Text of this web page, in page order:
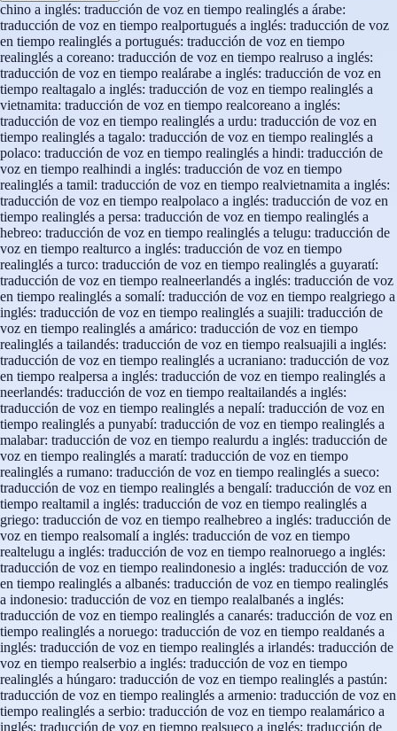
chino a inglés: traducción de voz en tiempo realinglés a árabe:
traducción de voz en tiempo realportugués a inglés: traducción de voz
en tiempo realinglés a portugués: traducción de voz en tiempo
realinglés a coreano: traducción de voz en tiempo realruso a inglés:
traducción de voz en tiempo realárabe a inglés: traducción de voz en
tiempo realtagalo a inglés: traducción de voz en tiempo realinglés a
vietnamita: traducción de voz en tiempo realcoreano a inglés:
traducción de voz en tiempo realinglés a urdu: traducción de voz en
tiempo realinglés a tagalo: traducción de voz en tiempo realinglés a
polaco: traducción de voz en tiempo realinglés a hindi: traducción de
voz en tiempo realhindi a inglés: traducción de voz en tiempo
realinglés a tamil: traducción de voz en tiempo realvietnamita a inglés:
traducción de voz en tiempo realpolaco a inglés: traducción de voz en
tiempo realinglés a persa: traducción de voz en tiempo realinglés a
hebreo: traducción de voz en tiempo realinglés a telugu: traducción de
voz en tiempo realturco a inglés: traducción de voz en tiempo
realinglés a turco: traducción de voz en tiempo realinglés a guyaratí:
traducción de voz en tiempo realneerlandés a inglés: traducción de voz
en tiempo realinglés a somalí: traducción de voz en tiempo realgriego a
inglés: traducción de voz en tiempo realinglés a suajili: traducción de
voz en tiempo realinglés a amárico: traducción de voz en tiempo
realinglés a tailandés: traducción de voz en tiempo realsuajili a inglés:
traducción de voz en tiempo realinglés a ucraniano: traducción de voz
en tiempo realpersa a inglés: traducción de voz en tiempo realinglés a
neerlandés: traducción de voz en tiempo realtailandés a inglés:
traducción de voz en tiempo realinglés a nepalí: traducción de voz en
tiempo realinglés a punyabí: traducción de voz en tiempo realinglés a
malabar: traducción de voz en tiempo realurdu a inglés: traducción de
voz en tiempo realinglés a maratí: traducción de voz en tiempo
realinglés a rumano: traducción de voz en tiempo realinglés a sueco:
traducción de voz en tiempo realinglés a bengalí: traducción de voz en
tiempo realtamil a inglés: traducción de voz en tiempo realinglés a
griego: traducción de voz en tiempo realhebreo a inglés: traducción de
voz en tiempo realsomalí a inglés: traducción de voz en tiempo
realtelugu a inglés: traducción de voz en tiempo realnoruego a inglés:
traducción de voz en tiempo realindonesio a inglés: traducción de voz
en tiempo realinglés a albanés: traducción de voz en tiempo realinglés
a indonesio: traducción de voz en tiempo realalbanés a inglés:
traducción de voz en tiempo realinglés a canarés: traducción de voz en
tiempo realinglés a noruego: traducción de voz en tiempo realdanés a
inglés: traducción de voz en tiempo realinglés a irlandés: traducción de
voz en tiempo realserbio a inglés: traducción de voz en tiempo
realinglés a húngaro: traducción de voz en tiempo realinglés a pastún:
traducción de voz en tiempo realinglés a armenio: traducción de voz en
tiempo realinglés a serbio: traducción de voz en tiempo realamárico a
inglés: traducción de voz en tiempo realsueco a inglés: traducción de